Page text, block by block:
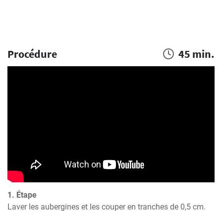
Procédure 45 min.
1. Étape
Laver les aubergines et les couper en tranches de 0,5 cm.